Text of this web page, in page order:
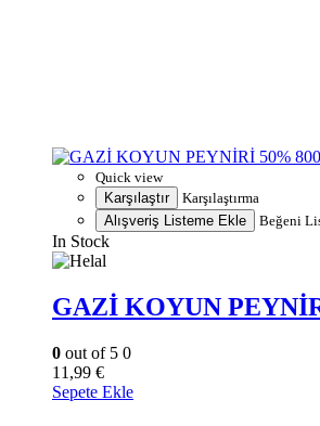
Quick view
Karşılaştır
Karşılaştırma
Alışveriş Listeme Ekle
Beğeni
In Stock
GAZİ KOYUN
0 out of 5 0
11,99 €
Sepete Ekle